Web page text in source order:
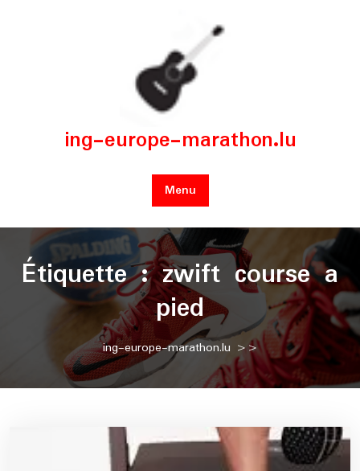
ing-europe-marathon.lu
Menu
Étiquette :zwift course a
pied
ing-europe-marathon.lu >>